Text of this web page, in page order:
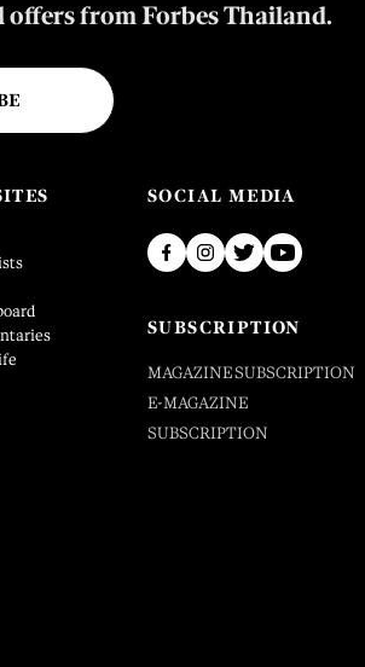
offers from Forbes Thailand.
SOCIAL MEDIA
SUBSCRIPTION
MAGAZINE SUBSCRIPTION
E-MAGAZINE
SUBSCRIPTION